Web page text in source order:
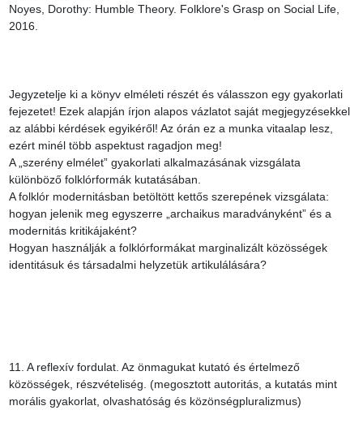
Noyes, Dorothy: Humble Theory. Folklore's Grasp on Social Life,
2016.
Jegyzetelje ki a könyv elméleti részét és válasszon egy gyakorlati
fejezetet! Ezek alapján írjon alapos vázlatot saját megjegyzésekkel
az alábbi kérdések egyikéről! Az órán ez a munka vitaalap lesz,
ezért minél több aspektust ragadjon meg!
A „szerény elmélet” gyakorlati alkalmazásának vizsgálata
különböző folklórformák kutatásában.
A folklór modernitásban betöltött kettős szerepének vizsgálata:
hogyan jelenik meg egyszerre „archaikus maradványként” és a
modernitás kritikájaként?
Hogyan használják a folklórformákat marginalizált közösségek
identitásuk és társadalmi helyzetük artikulálására?
11. A reflexív fordulat. Az önmagukat kutató és értelmező
közösségek, részvételiség. (megosztott autoritás, a kutatás mint
morális gyakorlat, olvashatóság és közönségpluralizmus)